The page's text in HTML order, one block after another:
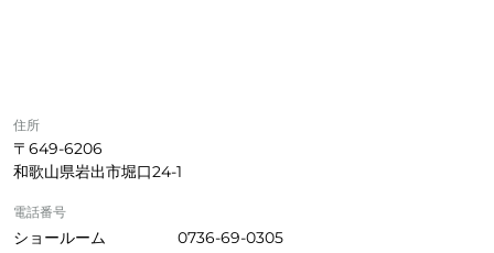
住所
〒649-6206
和歌山県岩出市堀口24-1
電話番号
ショールーム
0736-69-0305